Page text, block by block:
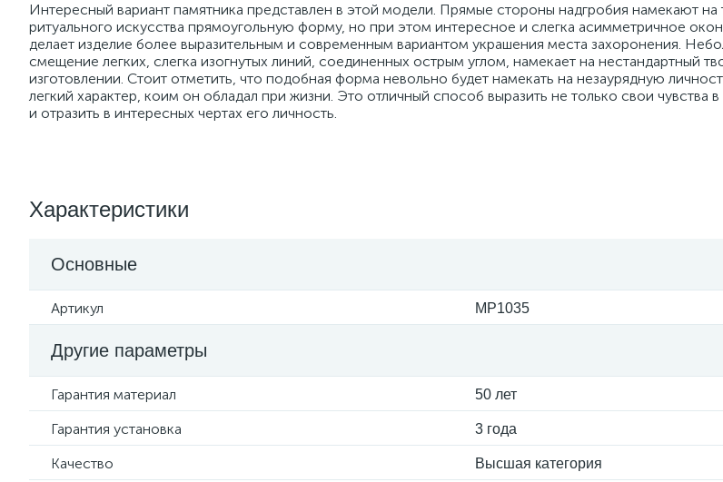
Интересный вариант памятника представлен в этой модели. Прямые стороны надгробия намекают
ритуального искусства прямоугольную форму, но при этом интересное и слегка асимметричное
делает изделие более выразительным и современным вариантом украшения места захоронения.
смещение легких, слегка изогнутых линий, соединенных острым углом, намекает на нестандартный
изготовлении. Стоит отметить, что подобная форма невольно будет намекать на незаурядную
легкий характер, коим он обладал при жизни. Это отличный способ выразить не только свои чувства
и отразить в интересных чертах его личность.
Характеристики
Основные
Артикул MP1035
Другие параметры
Гарантия материал 50 лет
Гарантия установка 3 года
Качество Высшая категория